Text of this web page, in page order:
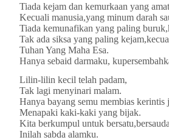
Tiada kejam dan kemurkaan yang
Kecuali manusia,yang minum darah
Tiada kemunafikan yang paling
Tak ada siksa yang paling
Tuhan Yang Maha Esa.
Hanya sebaid darmaku,
Lilin-lilin kecil telah padam,
Tak lagi menyinari malam.
Hanya bayang semu membias kerintis
Menapaki kaki-kaki yang bijak.
Kita berkumpul untuk
Inilah sabda alamku.